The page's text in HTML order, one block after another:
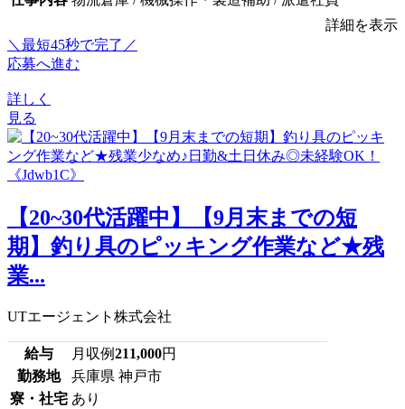
詳細を表示
＼最短45秒で完了／
応募へ進む
詳しく
見る
【20~30代活躍中】【9月末までの短
期】釣り具のピッキング作業など★残
業...
UTエージェント株式会社
給与 月収例211,000円
勤務地
兵庫県 神戸市
寮・社宅 あり